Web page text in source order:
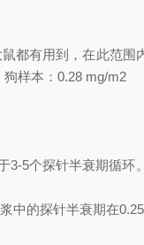
都有用到，在此范围
样本：0.28 mg/m2
3-5个探针半衰期循环
中的探针半衰期在